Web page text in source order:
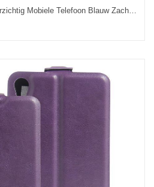
Sony Xperia E5 Hoesje Doorzichtig Mobiele Telefoon Blauw Zacht Hoes Online